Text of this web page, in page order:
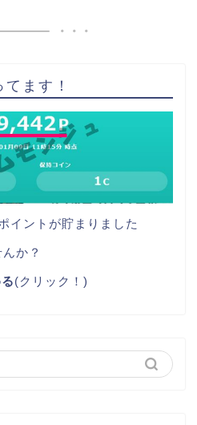
ます！
イントが貯まりました
か？
(クリック！)